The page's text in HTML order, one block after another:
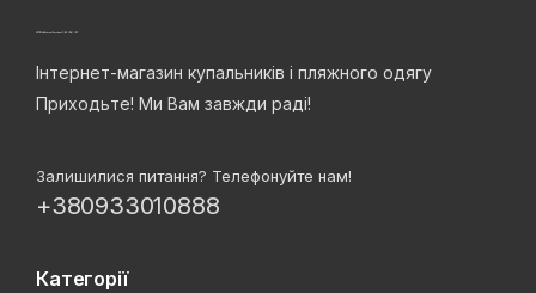
Інтернет-магазин купальників і пляжного одягу
Приходьте! Ми Вам завжди раді!
Залишилися питання? Телефонуйте нам!
+380933010888
Категорії